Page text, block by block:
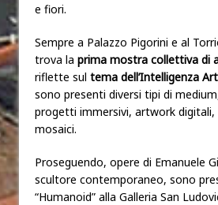
e fiori.
Sempre a Palazzo Pigorini e al
trova la prima mostra collettiva di
riflette sul tema dell’Intelligenza
sono presenti diversi tipi di
progetti immersivi, artwork digitali,
mosaici.
Proseguendo, opere di Emanuele
scultore contemporaneo, sono
“Humanoid” alla Galleria San